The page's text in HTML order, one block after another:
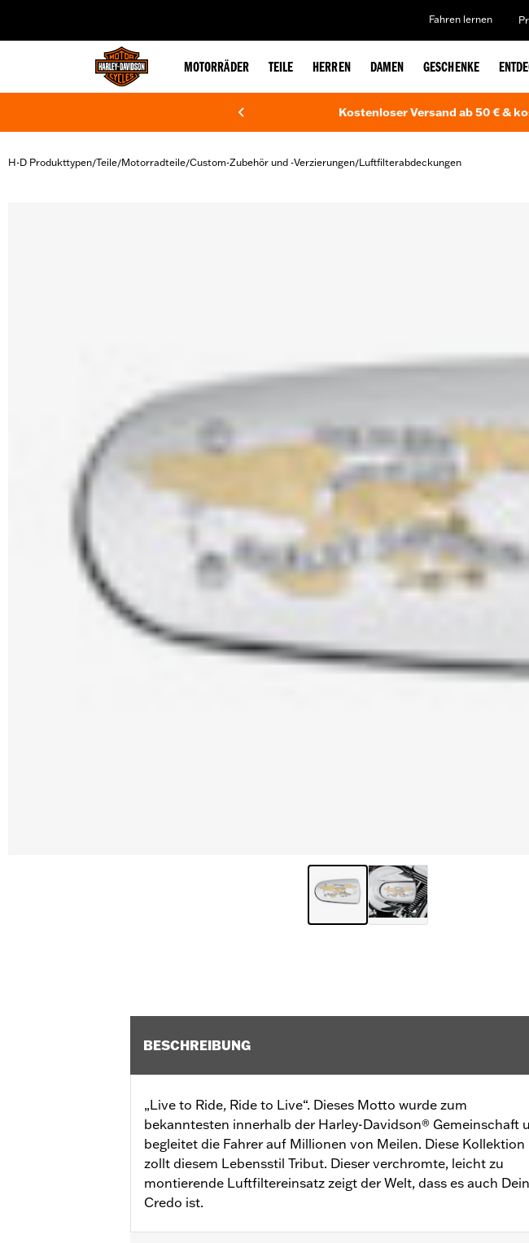
Fahren lernen
MOTORRÄDER TEILE HERREN DAMEN GESCHENKE
Kostenloser Versand ab 50 € &
H-D Produkttypen/Teile/Motorradteile/Custom-Zubehör und -Verzierungen/Luftfilterabdeckungen
BESCHREIBUNG
„Live to Ride, Ride to Live“. Dieses Motto wurde zum
bekanntesten innerhalb der Harley-Davidson® Gemeinschaft
begleitet die Fahrer auf Millionen von Meilen. Diese Kollektion
zollt diesem Lebensstil Tribut. Dieser verchromte, leicht zu
montierende Luftfiltereinsatz zeigt der Welt, dass es auch Dein
Credo ist.